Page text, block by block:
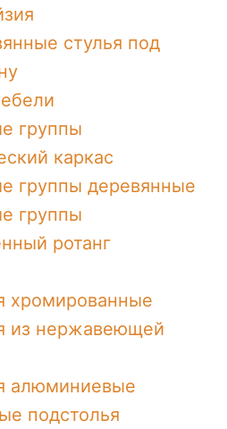
стулья под
группы
каркас
группы деревянные
группы
ротанг
хромированные
из нержавеющей
алюминиевые
подстолья